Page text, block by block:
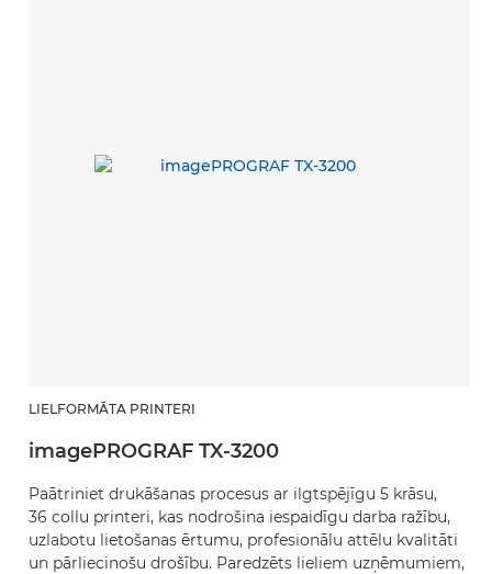
LIELFORMĀTA PRINTERI
imagePROGRAF TX-3200
Paātriniet drukāšanas procesus ar ilgtspējīgu 5 krāsu,
36 collu printeri, kas nodrošina iespaidīgu darba ražību,
uzlabotu lietošanas ērtumu, profesionālu attēlu kvalitāti
un pārliecinošu drošību. Paredzēts lieliem uzņēmumiem,